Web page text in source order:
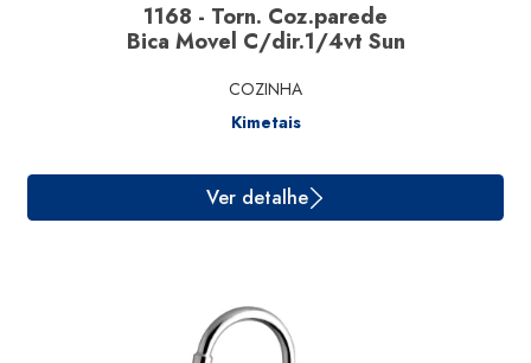
Ver detalhe
1168 - Torn. Coz.parede
Bica Movel C/dir.1/4vt Sun
COZINHA
Kimetais